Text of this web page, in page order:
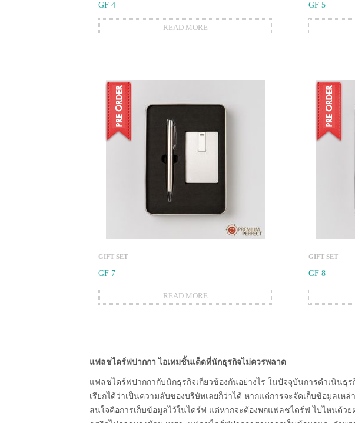
GF 4
READ MORE
GF 5
GIFT SET
GF 7
READ MORE
GIFT SET
GF 8
แฟลชไดร์ฟปากกา ไอเทมชิ้นเด็ดที่นักธุรกิจไม่ควรพลาด
แฟลชไดร์ฟปากกากับนักธุรกิจเกี่ยวข้องกันอย่างไร ในปัจจุบันการดำเนิน
เรียกได้ว่าเป็นความลับของบริษัทเลยก็ว่าได้ หากแต่การจะจัดเก็บข้อมูลเห
สนใจคือการเก็บข้อมูลไว้ในไดร์ฟ แต่หากจะต้องพกแฟลชไดร์ฟ ไปไหนด้